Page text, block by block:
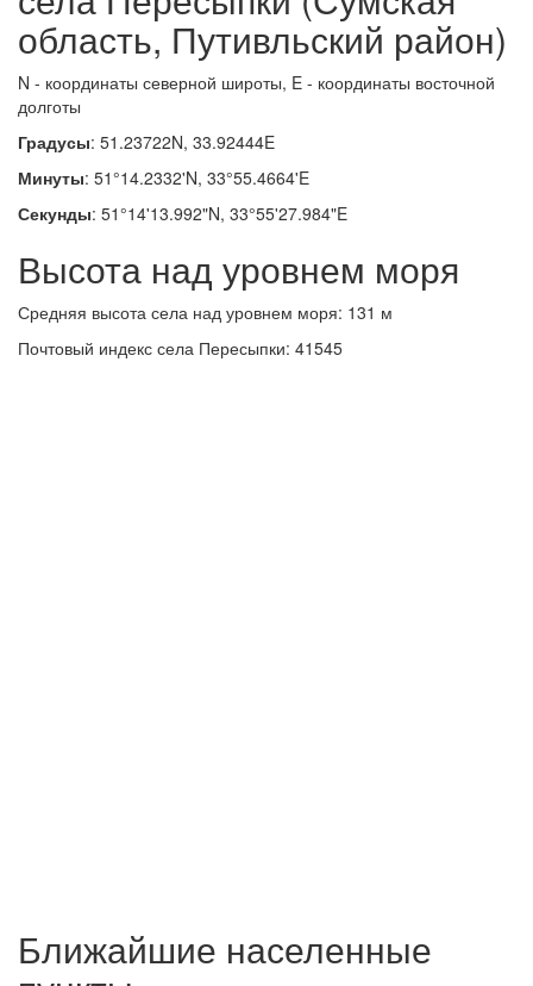
область, Путивльский район)
N - координаты северной широты, E - координаты восточной
долготы
Градусы: 51.23722N, 33.92444E
Минуты: 51°14.2332'N, 33°55.4664'E
Секунды: 51°14'13.992"N, 33°55'27.984"E
Высота над уровнем моря
Средняя высота села над уровнем моря: 131 м
Почтовый индекс села Пересыпки: 41545
Ближайшие населенные